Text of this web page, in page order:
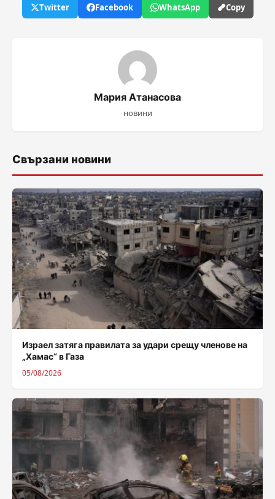
Twitter Facebook WhatsApp Copy
Мария Атанасова
новини
Свързани новини
Израел затяга правилата за удари срещу членове на
„Хамас“ в Газа
05/08/2026